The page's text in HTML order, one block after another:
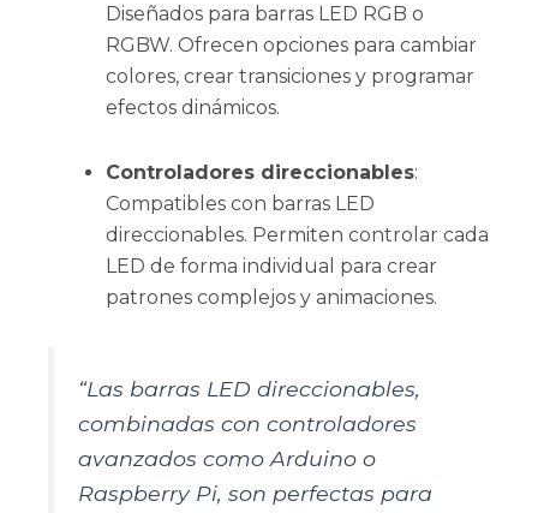
Diseñados para barras LED RGB o
RGBW. Ofrecen opciones para cambiar
colores, crear transiciones y programar
efectos dinámicos.
Controladores direccionables:
Compatibles con barras LED
direccionables. Permiten controlar cada
LED de forma individual para crear
patrones complejos y animaciones.
“Las barras LED direccionables,
combinadas con controladores
avanzados como Arduino o
Raspberry Pi, son perfectas para